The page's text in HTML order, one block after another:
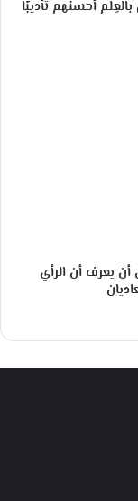
أحسنهم تأديبًا
أن يعرف أن الرأي